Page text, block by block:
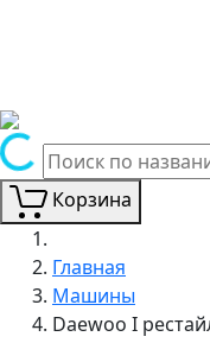
Корзина
Главная
Машины
Daewoo I